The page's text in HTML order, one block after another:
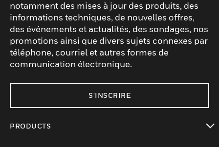
notamment des mises à jour des produits, des
informations techniques, de nouvelles offres,
des événements et actualités, des sondages, nos
promotions ainsi que divers sujets connexes par
téléphone, courriel et autres formes de
communication électronique.
S'INSCRIRE
PRODUCTS